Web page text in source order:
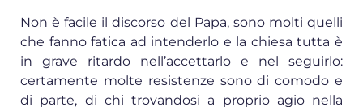
Non è facile il discorso del Papa, sono molti quelli
che fanno fatica ad intenderlo e la chiesa tutta è
in grave ritardo nell’accettarlo e nel seguirlo:
certamente molte resistenze sono di comodo e
di parte, di chi trovandosi a proprio agio nella